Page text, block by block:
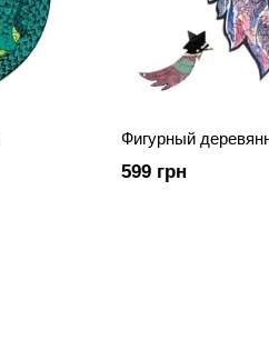
Фигурный
599 грн